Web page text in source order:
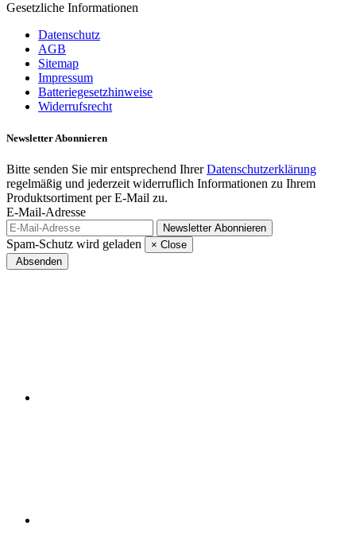
Gesetzliche Informationen
Datenschutz
AGB
Sitemap
Impressum
Batteriegesetzhinweise
Widerrufsrecht
Newsletter Abonnieren
Bitte senden Sie mir entsprechend IhrerDatenschutzerklärung
regelmäßig und jederzeit widerruflich Informationen zu Ihrem
Produktsortiment per E-Mail zu.
E-Mail-Adresse
Newsletter Abonnieren
Spam-Schutz wird geladen × Close
Absenden